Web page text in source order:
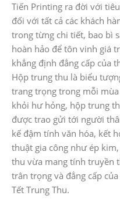
Tiến Printing ra đời với
đối với tất cả các khách
trong từng chi tiết, bao bì
hoàn hảo để tôn vinh giá
khẳng định đẳng cấp của
Hộp trung thu là biểu
trang trọng trong mỗi
khỏi hư hỏng, hộp trung
được trao gửi tới người
kế đậm tính văn hóa, kết
thuật gia công như ép
thu vừa mang tính truyền
trân trọng và đẳng cấp
Tết Trung Thu.